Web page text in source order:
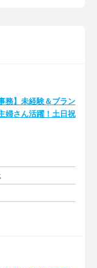
務】未経験＆ブラン
婦さん活躍！土日祝